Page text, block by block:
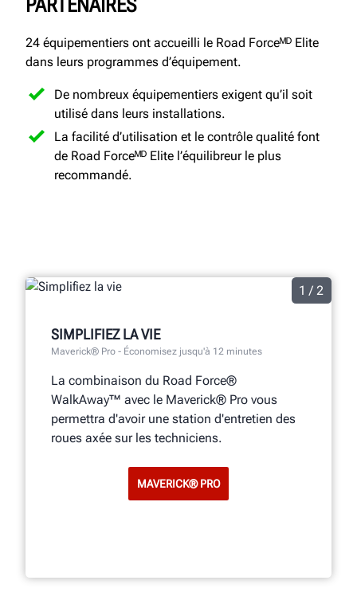
24 équipementiers ont accueilli le Road Forceᴹᴰ Elite
dans leurs programmes d’équipement.
De nombreux équipementiers exigent qu’il soit
utilisé dans leurs installations.
La facilité d’utilisation et le contrôle qualité font
de Road Forceᴹᴰ Elite l’équilibreur le plus
recommandé.
1 / 2
SIMPLIFIEZ LA VIE
Maverick® Pro - Économisez jusqu'à 12 minutes
La combinaison du Road Force®
WalkAway™ avec le Maverick® Pro vous
permettra d'avoir une station d'entretien des
roues axée sur les techniciens.
MAVERICK® PRO